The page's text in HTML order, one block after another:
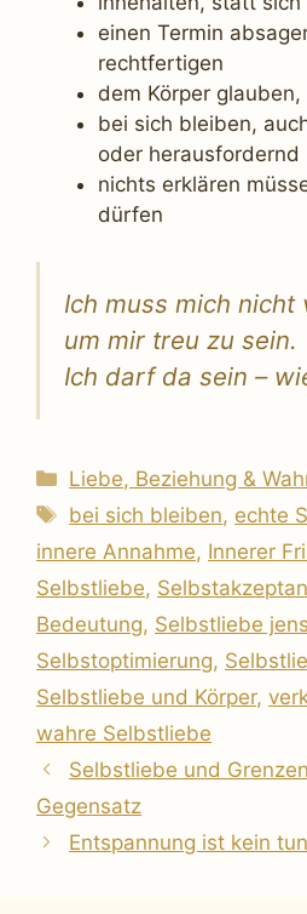
einen Termin
rechtfertigen
dem Körper
bei sich bleiben,
oder herausfordernd
nichts erklären
dürfen
Ich muss mich nicht
um mir treu zu sein.
Ich darf da sein –
Kategorien
Liebe, Beziehung &
Schlagwörter
bei sich bleiben, echte
innere Annahme, Innerer
Selbstliebe,
Bedeutung, Selbstliebe
Selbstoptimierung,
Selbstliebe und Körper,
wahre Selbstliebe
Selbstliebe und
Gegensatz
Entspannung ist kein tun